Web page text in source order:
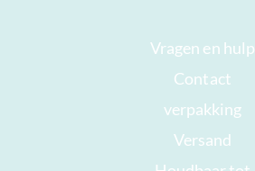
Vragen en hulp
Contact
verpakking
Versand